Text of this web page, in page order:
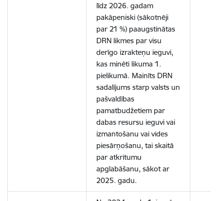
līdz 2026. gadam
pakāpeniski (sākotnēji
par 21 %) paaugstinātas
DRN likmes par visu
derīgo izrakteņu ieguvi,
kas minēti likuma 1.
pielikumā. Mainīts DRN
sadalījums starp valsts un
pašvaldības
pamatbudžetiem par
dabas resursu ieguvi vai
izmantošanu vai vides
piesārņošanu, tai skaitā
par atkritumu
apglabāšanu, sākot ar
2025. gadu.